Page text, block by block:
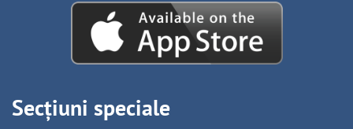
Secțiuni speciale